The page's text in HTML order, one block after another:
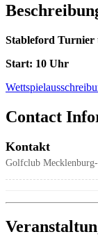
Stableford Turnier
Start: 10 Uhr
Contact
Kontakt
Golfclub